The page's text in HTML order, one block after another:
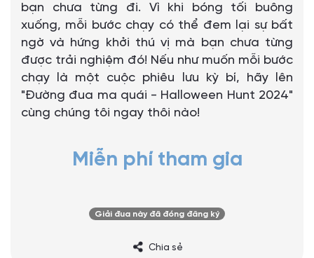
bạn chưa từng đi. Vì khi bóng tối buông
xuống, mỗi bước chạy có thể đem lại sự bất
ngờ và hứng khởi thú vị mà bạn chưa từng
được trải nghiệm đó! Nếu như muốn mỗi bước
chạy là một cuộc phiêu lưu kỳ bí, hãy lên
"Đường đua ma quái - Halloween Hunt 2024"
cùng chúng tôi ngay thôi nào!
Miễn phí tham gia
Giải đua này đã đóng đăng ký
Chia sẻ